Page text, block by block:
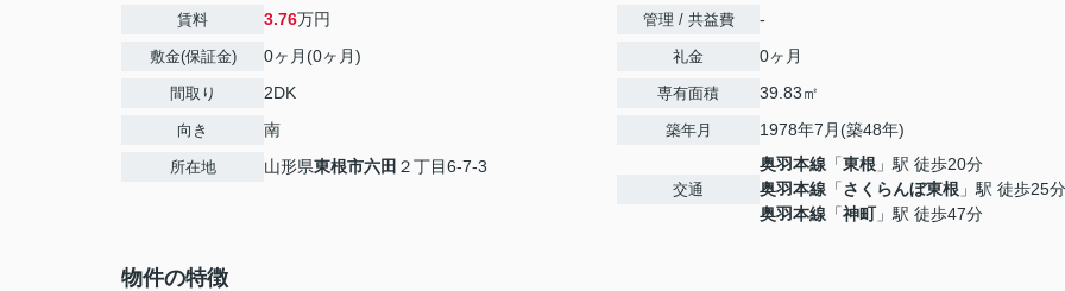
賃料 3.76万円
敷金(保証金) 0ヶ月(0ヶ月)
間取り 2DK
向き 南
所在地 山形県東根市六田 ２丁目6-7-3
管理 / 共益費 -
礼金 0ヶ月
専有面積 39.83㎡
築年月 1978年7月(築48年)
交通
奥羽本線 「東根 」駅 徒歩20分
奥羽本線 「さくらんぼ東根 」駅 徒歩25分
奥羽本線 「神町」駅 徒歩47分
物件の特徴